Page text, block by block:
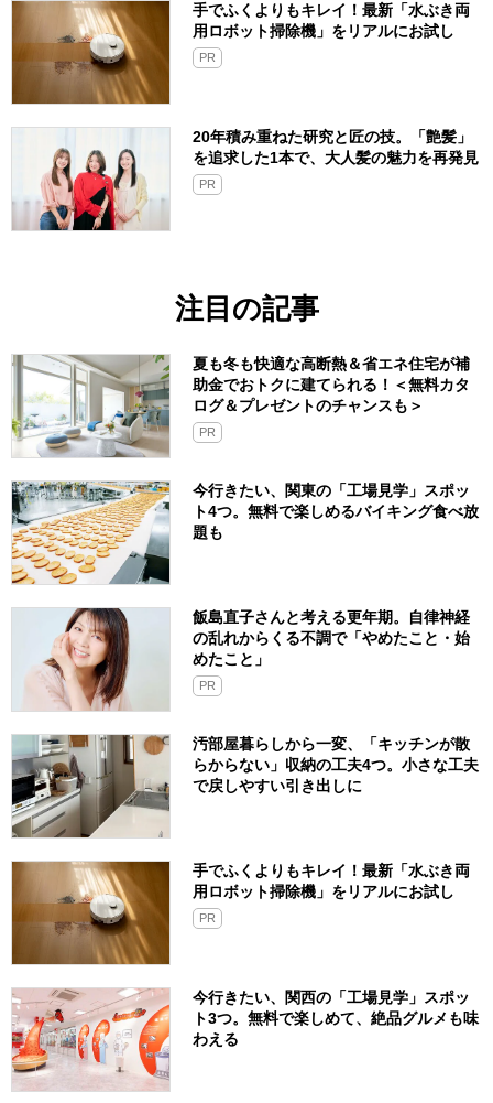
手でふくよりもキレイ！最新「水ぶき両
用ロボット掃除機」をリアルにお試し
PR
20年積み重ねた研究と匠の技。「艶髪」
を追求した1本で、大人髪の魅力を再発見
PR
注目の記事
夏も冬も快適な高断熱＆省エネ住宅が補
助金でおトクに建てられる！＜無料カタ
ログ＆プレゼントのチャンスも＞
PR
今行きたい、関東の「工場見学」スポッ
ト4つ。無料で楽しめるバイキング食べ放
題も
飯島直子さんと考える更年期。自律神経
の乱れからくる不調で「やめたこと・始
めたこと」
PR
汚部屋暮らしから一変、「キッチンが散
らからない」収納の工夫4つ。小さな工夫
で戻しやすい引き出しに
手でふくよりもキレイ！最新「水ぶき両
用ロボット掃除機」をリアルにお試し
PR
今行きたい、関西の「工場見学」スポッ
ト3つ。無料で楽しめて、絶品グルメも味
わえる